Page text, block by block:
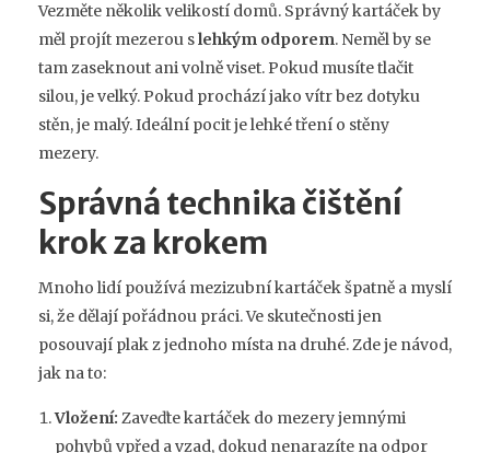
Vezměte několik velikostí domů. Správný kartáček by
měl projít mezerou slehkým odporem. Neměl by se
tam zaseknout ani volně viset. Pokud musíte tlačit
silou, je velký. Pokud prochází jako vítr bez dotyku
stěn, je malý. Ideální pocit je lehké tření o stěny
mezery.
Správná technika čištění
krok za krokem
Mnoho lidí používá mezizubní kartáček špatně a myslí
si, že dělají pořádnou práci. Ve skutečnosti jen
posouvají plak z jednoho místa na druhé. Zde je návod,
jak na to:
Vložení: Zaveďte kartáček do mezery jemnými
pohybů vpřed a vzad, dokud nenarazíte na odpor